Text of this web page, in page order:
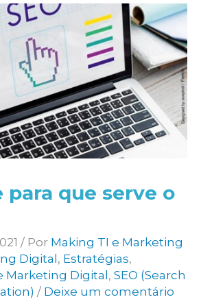
para que serve o
/ Por Making TI e Marketing
Digital , Estratégias,
Marketing Digital , SEO (Search
/ Deixe um comentário